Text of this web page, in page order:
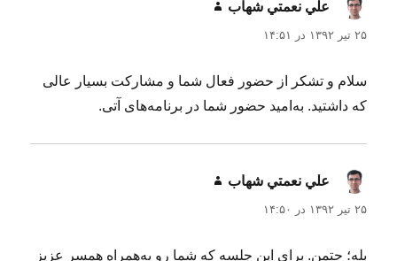
علي نعمتي شهاب
۲۵ تیر ۱۳۹۲ در ۱۴:۵۱
سلام و تشکر از حضور فعال شما و مشارکت بسیار عالی
که داشتید. به‌امید حضور شما در برنامه‌های آتی.
علي نعمتي شهاب
۲۵ تیر ۱۳۹۲ در ۱۴:۵۰
بله؛ حتمن. برای این جلسه که شما رو به‌همراه همسر عزیز